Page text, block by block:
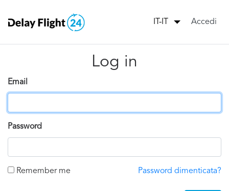
IT-IT Accedi
Log in
Email
Password
Remember me Password dimenticata?